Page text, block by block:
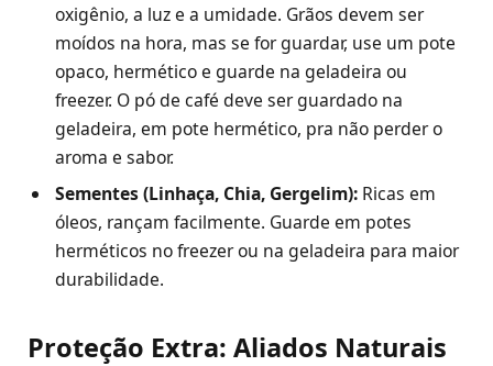
oxigênio, a luz e a umidade. Grãos devem ser
moídos na hora, mas se for guardar, use um pote
opaco, hermético e guarde na geladeira ou
freezer. O pó de café deve ser guardado na
geladeira, em pote hermético, pra não perder o
aroma e sabor.
Sementes (Linhaça, Chia, Gergelim): Ricas em
óleos, rançam facilmente. Guarde em potes
herméticos no freezer ou na geladeira para maior
durabilidade.
Proteção Extra: Aliados Naturais